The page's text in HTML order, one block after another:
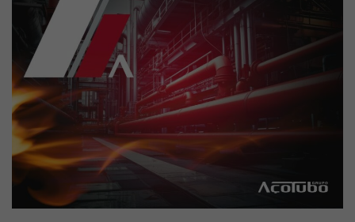
Aços Inoxidáveis
Soluções integradas
Incotep – Sistemas de Ancoragem
Calculadora
Download
Solicite um orçamento
Sobre a Açotubo
Qualidade